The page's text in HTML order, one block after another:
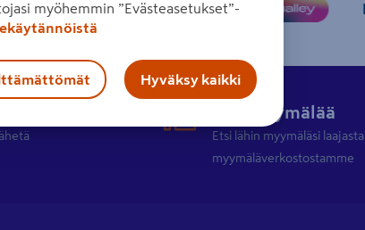
Hae myymälää
Etsi lähin myymäläsi laajasta
myymäläverkostostamme
myöhemmin ”Evästeasetukset”-
Hyväksy kaikki